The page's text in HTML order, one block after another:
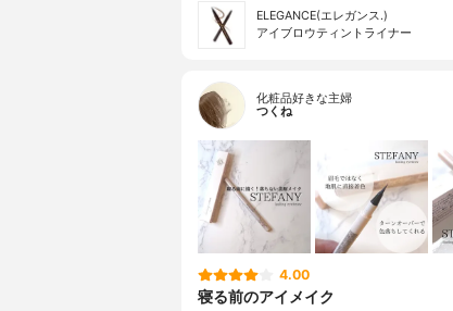
ELEGANCE(エレガンス.)
アイブロウティントライナー
化粧品好きな主婦
つくね
4.00
寝る前のアイメイク